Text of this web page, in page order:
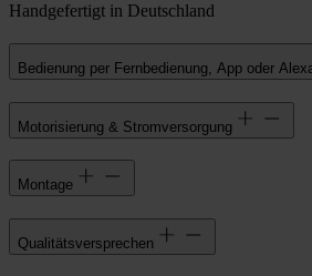
Handgefertigt in Deutschland
Bedienung per Fernbedienung, App oder
Motorisierung & Stromversorgung
Montage
Qualitätsversprechen